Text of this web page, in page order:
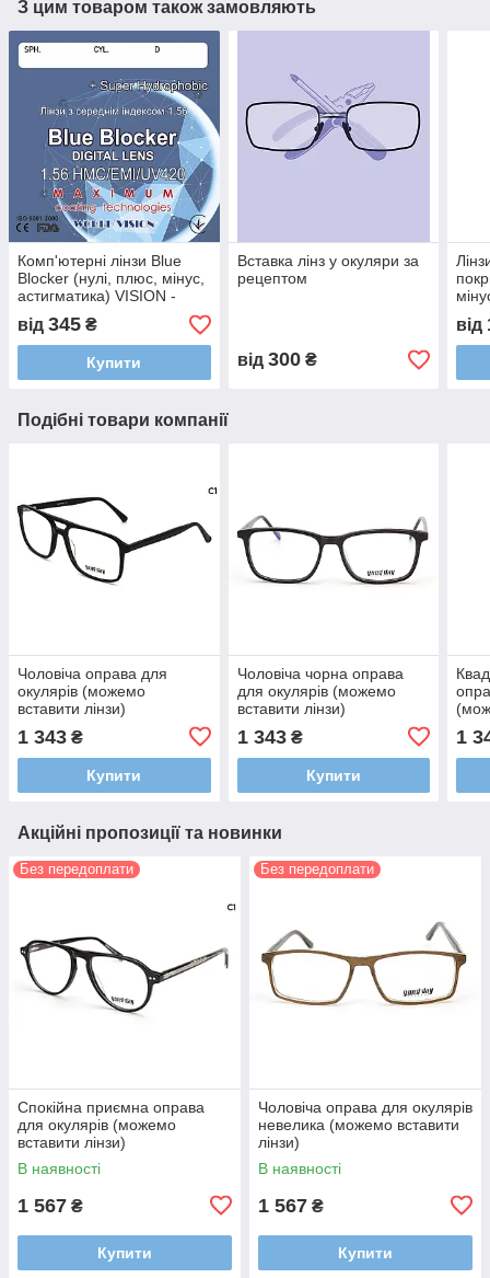
З цим товаром також замовляють
Комп'ютерні лінзи Blue
Blocker (нулі, плюс, мінус,
астигматика) VISION -
від 345 ₴
Купити
Вставка лінз у окуляри за
рецептом
від 300₴
від
Подібні товари компанії
Чоловіча оправа для
окулярів (можемо
вставити лінзи)
1 343 ₴
Купити
Чоловіча чорна оправа
для окулярів (можемо
вставити лінзи)
1 343₴
Купити
1
Акційні пропозиції та новинки
Без передоплати
Спокійна приємна оправа
для окулярів (можемо
вставити лінзи)
В наявності
1 567 ₴
Купити
Без передоплати
Чоловіча оправа для окулярів
невелика (можемо вставити
лінзи)
В наявності
1 567 ₴
Купити